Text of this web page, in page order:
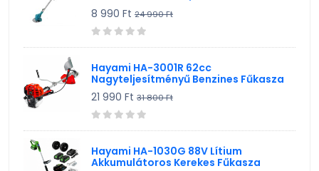
8 990 Ft 24 990 Ft
Hayami HA-3001R 62cc
Nagyteljesítményű Benzines Fűkasza
21 990 Ft 31 800 Ft
Hayami HA-1030G 88V Lítium
Akkumulátoros Kerekes Fűkasza